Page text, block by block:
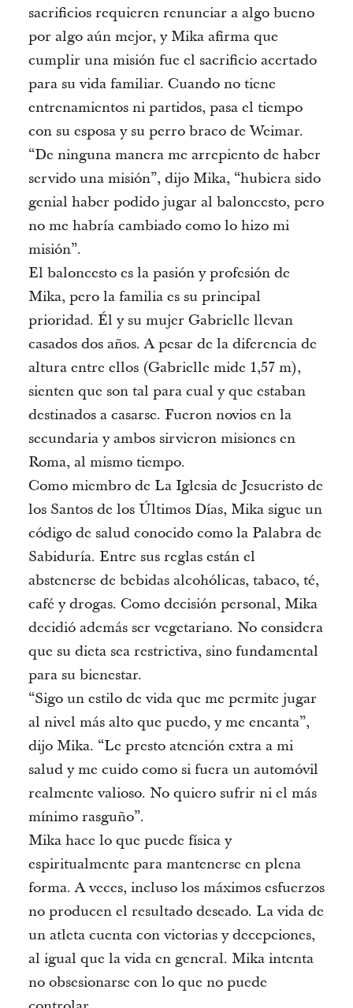
sacrificios requieren renunciar a algo bueno
por algo aún mejor, y Mika afirma que
cumplir una misión fue el sacrificio acertado
para su vida familiar. Cuando no tiene
entrenamientos ni partidos, pasa el tiempo
con su esposa y su perro braco de Weimar.
“De ninguna manera me arrepiento de haber
servido una misión”, dijo Mika, “hubiera sido
genial haber podido jugar al baloncesto, pero
no me habría cambiado como lo hizo mi
misión”.
El baloncesto es la pasión y profesión de
Mika, pero la familia es su principal
prioridad. Él y su mujer Gabrielle llevan
casados dos años. A pesar de la diferencia de
altura entre ellos (Gabrielle mide 1,57 m),
sienten que son tal para cual y que estaban
destinados a casarse. Fueron novios en la
secundaria y ambos sirvieron misiones en
Roma, al mismo tiempo.
Como miembro de La Iglesia de Jesucristo de
los Santos de los Últimos Días, Mika sigue un
código de salud conocido como la Palabra de
Sabiduría. Entre sus reglas están el
abstenerse de bebidas alcohólicas, tabaco, té,
café y drogas. Como decisión personal, Mika
decidió además ser vegetariano. No considera
que su dieta sea restrictiva, sino fundamental
para su bienestar.
“Sigo un estilo de vida que me permite jugar
al nivel más alto que puedo, y me encanta”,
dijo Mika. “Le presto atención extra a mi
salud y me cuido como si fuera un automóvil
realmente valioso. No quiero sufrir ni el más
mínimo rasguño”.
Mika hace lo que puede física y
espiritualmente para mantenerse en plena
forma. A veces, incluso los máximos esfuerzos
no producen el resultado deseado. La vida de
un atleta cuenta con victorias y decepciones,
al igual que la vida en general. Mika intenta
no obsesionarse con lo que no puede